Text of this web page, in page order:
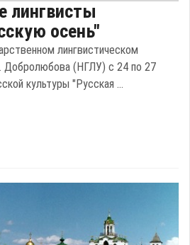
лингвисты
осень"
лингвистическом
Добролюбова (НГЛУ) с 24 по 27
культуры "Русская ...